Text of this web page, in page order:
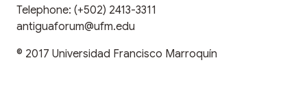
Telephone: (+502) 2413-3311
antiguaforum@ufm.edu
© 2017 Universidad Francisco Marroquín